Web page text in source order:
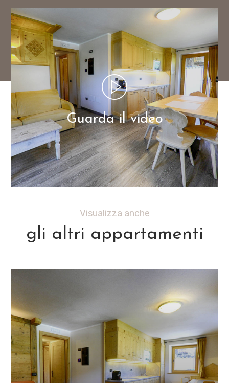
Guarda il video
Visualizza anche
gli altri appartamenti